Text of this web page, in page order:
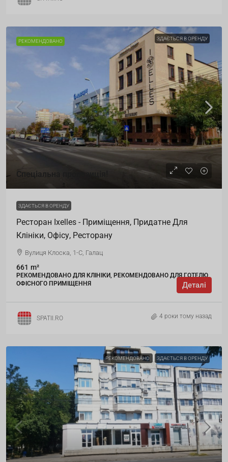
РЕКОМЕНДОВАНО ЗДАЄТЬСЯ В ОРЕНДУ
Спеціальна пропозиція!
ЗДАЄТЬСЯ В ОРЕНДУ
Ресторан Ixelles - Приміщення, Придатне Для
Клініки, Офісу, Ресторану
Вулиця Клоска, 1-С, Галац
661 m²
РЕКОМЕНДОВАНО ДЛЯ КЛІНІКИ, РЕКОМЕНДОВАНО ДЛЯ ГОТЕЛЮ,
ОФІСНОГО ПРИМІЩЕННЯ
Деталі
SPATII.RO 4 роки тому назад
РЕКОМЕНДОВАНО ЗДАЄТЬСЯ В ОРЕНДУ